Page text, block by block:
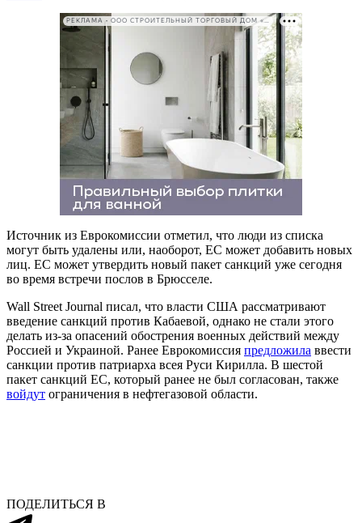
РЕКЛАМА • ООО СТРОИТЕЛЬНЫЙ ТОРГОВЫЙ ДОМ «ПЕТРОВИЧ». ИНН: 7802348846
Источник из Еврокомиссии отметил, что люди из списка
могут быть удалены или, наоборот, ЕС может добавить новых
лиц. ЕС может утвердить новый пакет санкций уже сегодня
во время встречи послов в Брюсселе.
Wall Street Journal писал, что власти США рассматривают
введение санкций против Кабаевой, однако не стали этого
делать из-за опасений обострения военных действий между
Россией и Украиной. Ранее Еврокомиссия предложила ввести
санкции против патриарха всея Руси Кирилла. В шестой
пакет санкций ЕС, который ранее не был согласован, также
войдут ограничения в нефтегазовой области.
ПОДЕЛИТЬСЯ В